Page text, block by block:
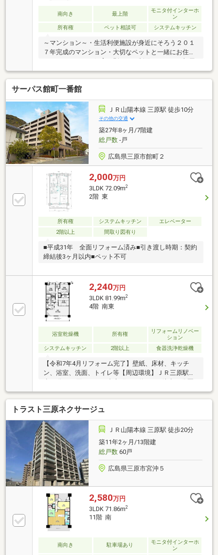
南向き 最上階
モニタ付インターホ
ン
所有権
ペット相談可 システムキッチン
～マンション～・生活利便施設が身近にそろう２０１
７年完成のマンション・大切なペットと一緒にお住ま
について～・最上階で広がる眺望、心地よい通風と豊
かな採光のある・給湯器は高効率で環境と家計にやさ
しいエコジョーズ～周辺環境～・JR山陽線「三原」
駅 徒歩６分・芸陽バス「城町」バス停 徒歩１分・
イオン三原店 徒歩１分・三原郵便局 徒歩５分
サーパス館町一番館
ＪＲ山陽本線 三原駅 徒歩10分
その他の交通
築27年8ヶ月/7階建
総戸数-戸
広島県三原市館町２
2,000万円
3LDK 72.09m2
2階 東
所有権 システムキッチン
エレベーター
2階以上
間取り図有り
■平成31年 全面リフォーム済み■引き渡し時期：契約
締結後3ヶ月以内■ペット不可
2,240万円
3LDK 81.99m2
4階 南東
浴室乾燥機 所有権
リフォームリノベー
ション
システムキッチン
2階以上 食器洗浄乾燥機
【令和7年4月リフォーム完了】壁紙、床材、キッチ
ン、浴室、洗面、トイレ等【周辺環境】ＪＲ三原駅徒
歩10分 三原バイパス中之町から約150ｍ徒歩10分圏
内に大型スーパーやドラッグストアもある住みやすい
人気エリア■角部屋 ■瑕疵保険（国交省指定）保証
付 ■食器洗浄乾燥機 ＩＨクッキングヒーター 浴
室乾燥機 オートバス 追焚機能 シャワー付洗面
化粧台 温水洗浄便座
トラスト三原ネクサージュ
ＪＲ山陽本線 三原駅 徒歩20分
築11年2ヶ月/13階建
総戸数60戸
広島県三原市宮沖５
2,580万円
3LDK 71.86m2
11階 南
南向き 駐車場あり
モニタ付インターホ
ン